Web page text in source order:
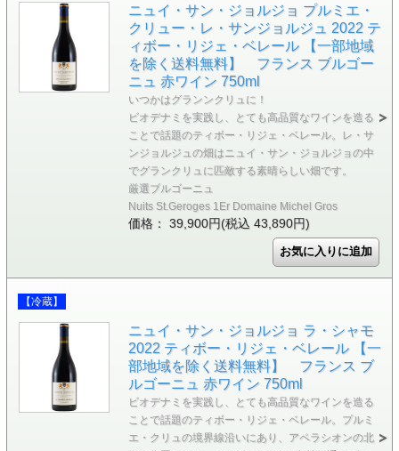
ニュイ・サン・ジョルジョ プルミエ・
クリュー・レ・サンジョルジュ 2022 テ
ィボー・リジェ・ベレール 【一部地域
を除く送料無料】 フランス ブルゴー
ニュ 赤ワイン 750ml
いつかはグランンクリュに！
ビオデナミを実践し、とても高品質なワインを造る
ことで話題のティボー・リジェ・ベレール。レ・サ
ンジョルジュの畑はニュイ・サン・ジョルジョの中
でグランクリュに匹敵する素晴らしい畑です。
厳選ブルゴーニュ
Nuits St.Geroges 1Er Domaine Michel Gros
価格： 39,900円(税込 43,890円)
【冷蔵】
ニュイ・サン・ジョルジョ ラ・シャモ
2022 ティボー・リジェ・ベレール 【一
部地域を除く送料無料】 フランス ブ
ルゴーニュ 赤ワイン 750ml
ビオデナミを実践し、とても高品質なワインを造る
ことで話題のティボー・リジェ・ベレール。プルミ
エ・クリュの境界線沿いにあり、アペラシオンの北